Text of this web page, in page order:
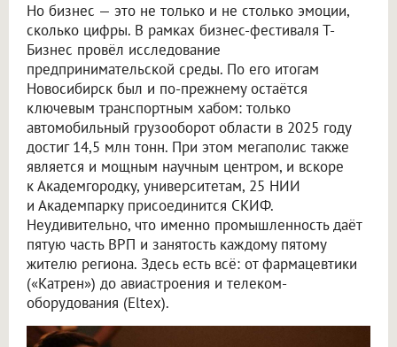
Но бизнес — это не только и не столько эмоции,
сколько цифры. В рамках бизнес-фестиваля Т-
Бизнес провёл исследование
предпринимательской среды. По его итогам
Новосибирск был и по-прежнему остаётся
ключевым транспортным хабом: только
автомобильный грузооборот области в 2025 году
достиг 14,5 млн тонн. При этом мегаполис также
является и мощным научным центром, и вскоре
к Академгородку, университетам, 25 НИИ
и Академпарку присоединится СКИФ.
Неудивительно, что именно промышленность даёт
пятую часть ВРП и занятость каждому пятому
жителю региона. Здесь есть всё: от фармацевтики
(«Катрен») до авиастроения и телеком-
оборудования (Eltex).